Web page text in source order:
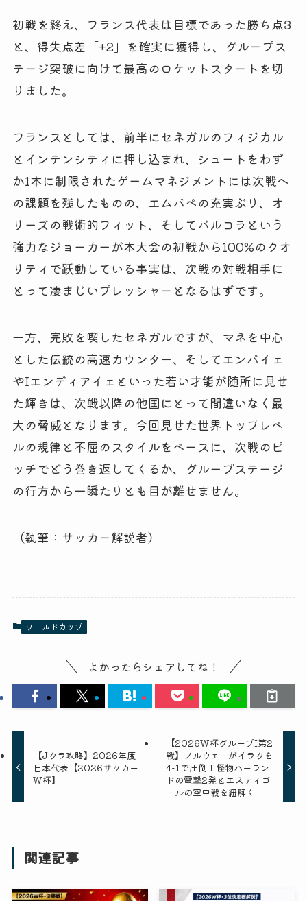
初戦を終え、フランス代表は目標であった勝ち点3
と、得失点差「+2」を確実に獲得し、グループス
テージ突破に向けて最高のロケットスタートを切
りました。
フランスとしては、前半にセネガルのフィジカル
とインテンシティに押し込まれ、シュートをわず
か1本に制限されたゲームマネジメントには次戦へ
の課題を残したものの、エムバペの充実ぶり、オ
リーズの戦術的フィット、そしてバルコラという
強力なジョーカーが本大会の初戦から100%のクオ
リティで跃動している事実は、次戦の対戦相手に
とって凄まじいプレッシャーとなるはずです。
一方、完敗を喫したセネガルですが、マネを中心
とした伝統の高速カウンター、そしてエンバイェ
やIエンディアイェといった若い才能が随所に見せ
た輝きは、次戦以降の他国にとって間違いなく最
大の脅威となります。今回見せた世界トップレベ
ルの規律と不屈のスタイルをベースに、次戦のピ
ッチでどう巻き返してくるか、グループステージ
の行方から一瞬たりとも目が離せません。
（執筆：サッカー解説者）
ワールドカップ
よかったらシェアしてね！
【Jクラ攻略】2026年度
日本代表【2026サッカー
W杯】
【2026W杯グループI第2
戦】ノルウェーがイラクを
4-1で圧倒！怪物ハーラン
ドの電撃2発とエスティゴ
ールの空中戦を紐解く
関連記事